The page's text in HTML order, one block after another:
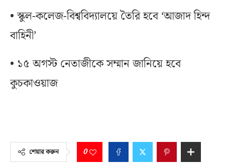
• স্কুল-কলেজ-বিশ্ববিদ্যালয়ে তৈরি হবে ‘আজাদ হিন্দ
বাহিনী’
• ১৫ অগস্ট নেতাজীকে সম্মান জানিয়ে হবে
কুচকাওয়াজ
শেয়ার করুন 0